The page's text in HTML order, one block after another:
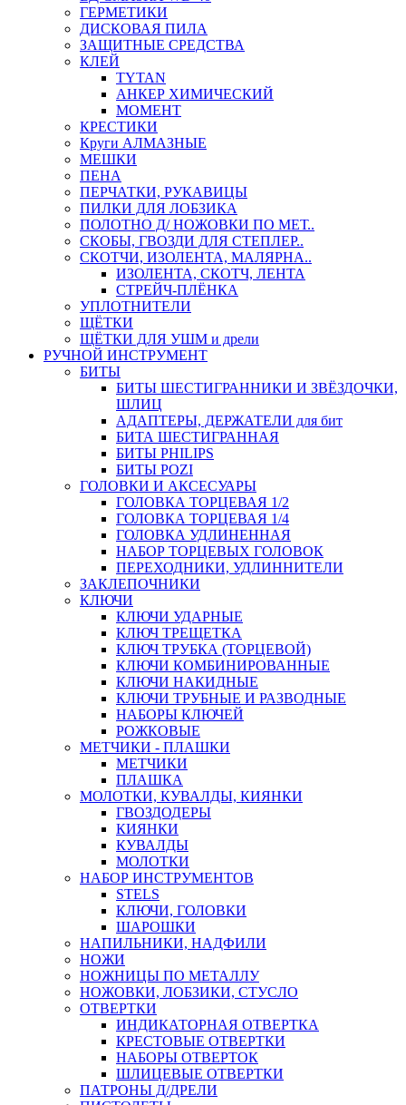
ГЕРМЕТИКИ
ДИСКОВАЯ ПИЛА
ЗАЩИТНЫЕ СРЕДСТВА
КЛЕЙ
TYTAN
АНКЕР ХИМИЧЕСКИЙ
МОМЕНТ
КРЕСТИКИ
Круги АЛМАЗНЫЕ
МЕШКИ
ПЕНА
ПЕРЧАТКИ, РУКАВИЦЫ
ПИЛКИ ДЛЯ ЛОБЗИКА
ПОЛОТНО Д/ НОЖОВКИ ПО МЕТ..
СКОБЫ, ГВОЗДИ ДЛЯ СТЕПЛЕР..
СКОТЧИ, ИЗОЛЕНТА, МАЛЯРНА..
ИЗОЛЕНТА, СКОТЧ, ЛЕНТА
СТРЕЙЧ-ПЛЁНКА
УПЛОТНИТЕЛИ
ЩЁТКИ
ЩЁТКИ ДЛЯ УШМ и дрели
РУЧНОЙ ИНСТРУМЕНТ
БИТЫ
БИТЫ ШЕСТИГРАННИКИ И ЗВЁЗДОЧКИ,
ШЛИЦ
АДАПТЕРЫ, ДЕРЖАТЕЛИ для бит
БИТА ШЕСТИГРАННАЯ
БИТЫ PHILIPS
БИТЫ POZI
ГОЛОВКИ И АКСЕСУАРЫ
ГОЛОВКА ТОРЦЕВАЯ 1/2
ГОЛОВКА ТОРЦЕВАЯ 1/4
ГОЛОВКА УДЛИНЕННАЯ
НАБОР ТОРЦЕВЫХ ГОЛОВОК
ПЕРЕХОДНИКИ, УДЛИННИТЕЛИ
ЗАКЛЕПОЧНИКИ
КЛЮЧИ
КЛЮЧИ УДАРНЫЕ
КЛЮЧ ТРЕЩЕТКА
КЛЮЧ ТРУБКА (ТОРЦЕВОЙ)
КЛЮЧИ КОМБИНИРОВАННЫЕ
КЛЮЧИ НАКИДНЫЕ
КЛЮЧИ ТРУБНЫЕ И РАЗВОДНЫЕ
НАБОРЫ КЛЮЧЕЙ
РОЖКОВЫЕ
МЕТЧИКИ - ПЛАШКИ
МЕТЧИКИ
ПЛАШКА
МОЛОТКИ, КУВАЛДЫ, КИЯНКИ
ГВОЗДОДЕРЫ
КИЯНКИ
КУВАЛДЫ
МОЛОТКИ
НАБОР ИНСТРУМЕНТОВ
STELS
КЛЮЧИ, ГОЛОВКИ
ШАРОШКИ
НАПИЛЬНИКИ, НАДФИЛИ
НОЖИ
НОЖНИЦЫ ПО МЕТАЛЛУ
НОЖОВКИ, ЛОБЗИКИ, СТУСЛО
ОТВЕРТКИ
ИНДИКАТОРНАЯ ОТВЕРТКА
КРЕСТОВЫЕ ОТВЕРТКИ
НАБОРЫ ОТВЕРТОК
ШЛИЦЕВЫЕ ОТВЕРТКИ
ПАТРОНЫ Д/ДРЕЛИ